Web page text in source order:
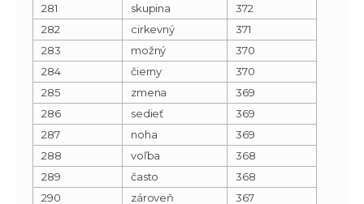
281
skupina
372
282
cirkevný
371
283
možný
370
284
čierny
370
285
zmena
369
286
sedieť
369
287
noha
369
288
voľba
368
289
často
368
290
zároveň
367